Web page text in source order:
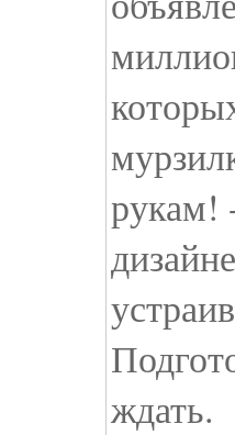
рукам!
ждать.